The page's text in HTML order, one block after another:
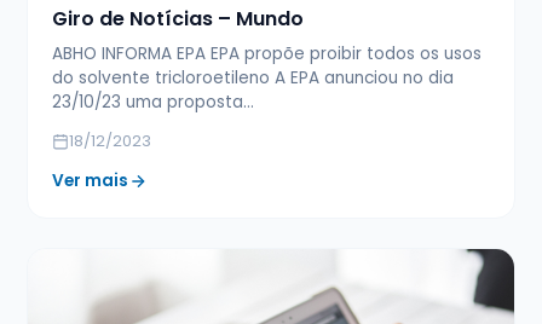
Giro de Notícias – Mundo
ABHO INFORMA EPA EPA propõe proibir todos os usos
do solvente tricloroetileno A EPA anunciou no dia
23/10/23 uma proposta…
18/12/2023
Ver mais